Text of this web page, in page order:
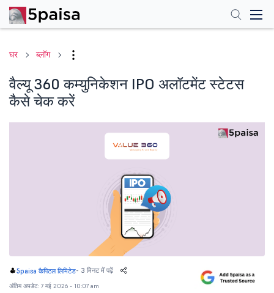
घर ब्लॉग
वैल्यू 360 कम्युनिकेशन IPO अलॉटमेंट स्टेटस
कैसे चेक करें
5paisa कैपिटल लिमिटेड- 3 मिनट में पढ़ें
अंतिम अपडेट: 7 मई 2026 - 10:07 am